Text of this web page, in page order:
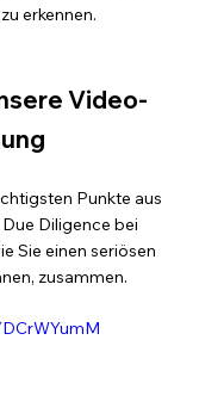
erkennen.
Video-
Punkte aus
Diligence bei
Sie einen seriösen
zusammen.